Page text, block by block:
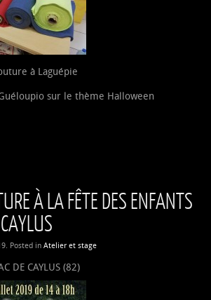
à Laguépie
sur le thème Halloween
À LA FÊTE DES ENFANTS
Posted in Atelier et stage
DE CAYLUS (82)